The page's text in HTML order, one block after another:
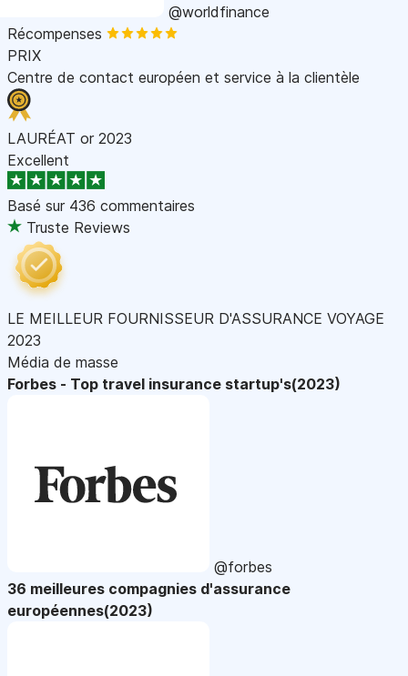
@worldfinance
Récompenses
PRIX
Centre de contact européen et service à la clientèle
LAURÉAT or 2023
Excellent
Basé sur 436 commentaires
Truste Reviews
LE MEILLEUR FOURNISSEUR D'ASSURANCE VOYAGE
2023
Média de masse
Forbes - Top travel insurance startup's(2023)
@forbes
36 meilleures compagnies d'assurance
européennes(2023)